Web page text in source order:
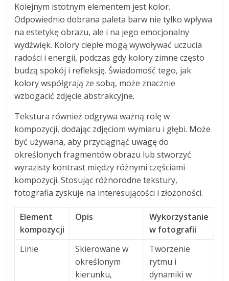
Kolejnym istotnym elementem jest kolor.
Odpowiednio dobrana paleta barw nie tylko wpływa
na estetykę obrazu, ale i na jego emocjonalny
wydźwięk. Kolory ciepłe mogą wywoływać uczucia
radości i energii, podczas gdy kolory zimne często
budzą spokój i refleksję. Świadomość tego, jak
kolory współgrają ze sobą, może znacznie
wzbogacić zdjęcie abstrakcyjne.
Tekstura również odgrywa ważną rolę w
kompozycji, dodając zdjęciom wymiaru i głębi. Może
być używana, aby przyciągnąć uwagę do
określonych fragmentów obrazu lub stworzyć
wyrazisty kontrast między różnymi częściami
kompozycji. Stosując różnorodne tekstury,
fotografia zyskuje na interesującości i złożoności.
Element
kompozycji
Opis
Wykorzystanie
w fotografii
Linie
Skierowane w
określonym
kierunku,
Tworzenie
rytmu i
dynamiki w